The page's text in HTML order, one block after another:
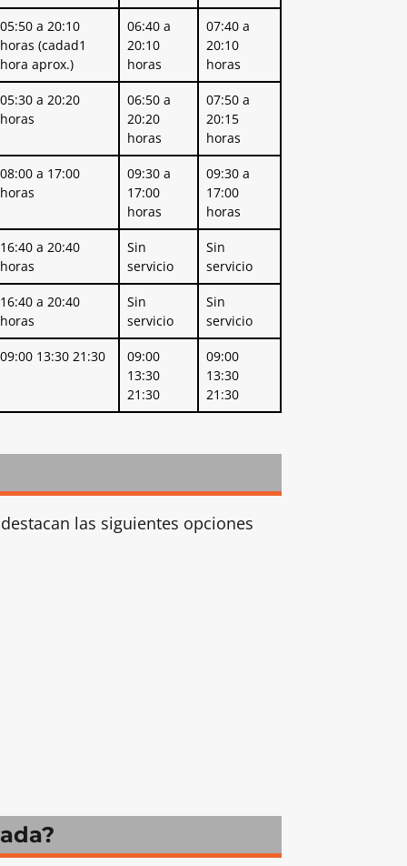
05:50 a 20:10
horas (cadad1
hora aprox.)
06:40 a
20:10
horas
07:40 a
20:10
horas
05:30 a 20:20
horas
06:50 a
20:20
horas
07:50 a
20:15
horas
08:00 a 17:00
horas
09:30 a
17:00
horas
09:30 a
17:00
horas
16:40 a 20:40
horas
Sin
servicio
Sin
servicio
16:40 a 20:40
horas
Sin
servicio
Sin
servicio
09:00 13:30 21:30
09:00
13:30
21:30
09:00
13:30
21:30
las siguientes opciones